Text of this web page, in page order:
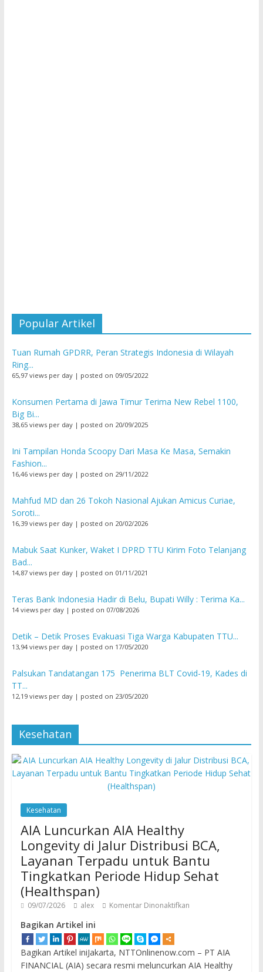
Popular Artikel
Tuan Rumah GPDRR, Peran Strategis Indonesia di Wilayah
Ring...
65,97 views per day| posted on 09/05/2022
Konsumen Pertama di Jawa Timur Terima New Rebel 1100,
Big Bi...
38,65 views per day| posted on 20/09/2025
Ini Tampilan Honda Scoopy Dari Masa Ke Masa, Semakin
Fashion...
16,46 views per day| posted on 29/11/2022
Mahfud MD dan 26 Tokoh Nasional Ajukan Amicus Curiae,
Soroti...
16,39 views per day| posted on 20/02/2026
Mabuk Saat Kunker, Waket I DPRD TTU Kirim Foto Telanjang
Bad...
14,87 views per day| posted on 01/11/2021
Teras Bank Indonesia Hadir di Belu, Bupati Willy : Terima Ka...
14 views per day| posted on 07/08/2026
Detik – Detik Proses Evakuasi Tiga Warga Kabupaten TTU...
13,94 views per day| posted on 17/05/2020
Palsukan Tandatangan 175 Penerima BLT Covid-19, Kades di
TT...
12,19 views per day| posted on 23/05/2020
Kesehatan
Kesehatan
AIA Luncurkan AIA Healthy
Longevity di Jalur Distribusi BCA,
Layanan Terpadu untuk Bantu
Tingkatkan Periode Hidup Sehat
(Healthspan)
09/07/2026 alex Komentar Dinonaktifkan
Bagikan Artikel ini
Bagikan Artikel iniJakarta, NTTOnlinenow.com – PT AIA
FINANCIAL (AIA) secara resmi meluncurkan AIA Healthy